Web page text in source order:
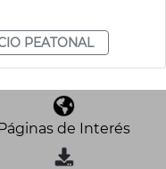
PEATONAL
de Interés